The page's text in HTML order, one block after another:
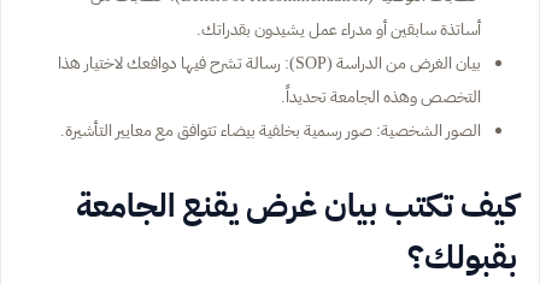
أساتذة سابقين أو مدراء عمل يشيدون بقدراتك.
بيان الغرض من الدراسة (SOP): رسالة تشرح فيها دوافعك لاختيار هذا
التخصص وهذه الجامعة تحديداً.
الصور الشخصية: صور رسمية بخلفية بيضاء تتوافق مع معايير التأشيرة.
كيف تكتب بيان غرض يقنع الجامعة
بقبولك؟